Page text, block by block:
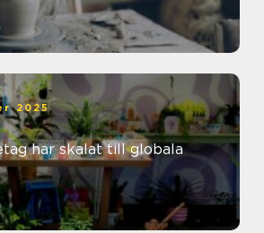
2025
har skalat till globala